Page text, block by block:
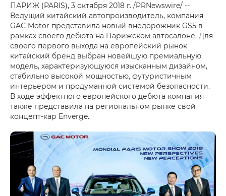
ПАРИЖ (PARIS), 3 октября 2018 г. /PRNewswire/ --
Ведущий китайский автопроизводитель, компания
GAC Motor представила новый внедорожник GS5 в
рамках своего дебюта на Парижском автосалоне. Для
своего первого выхода на европейский рынок
китайский бренд выбран новейшую премиальную
модель, характеризующуюся изысканным дизайном,
стабильно высокой мощностью, футуристичным
интерьером и продуманной системой безопасности.
В ходе эффектного европейского дебюта компания
также представила на региональном рынке свой
концепт-кар Enverge.